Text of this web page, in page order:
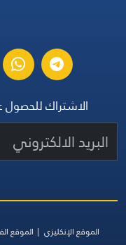
الاشتراك
الموقع الإنكليزي الموقع